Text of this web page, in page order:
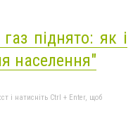
піднято: як і
населення"
і натисніть Ctrl + Enter, щоб